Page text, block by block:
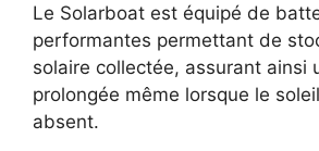
Le Solarboat est équipé de
performantes permettant de
solaire collectée, assurant ainsi
prolongée même lorsque le
absent.